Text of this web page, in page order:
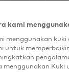
dan alat dan
yang lebih
iklim di
tahun 2020
untuk
produk-
kami
menggunakan kuki
untuk
menggunakan Kuki